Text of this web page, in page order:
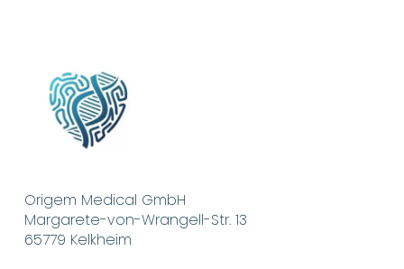
Origem Medical GmbH
Margarete-von-Wrangell-Str. 13
65779 Kelkheim